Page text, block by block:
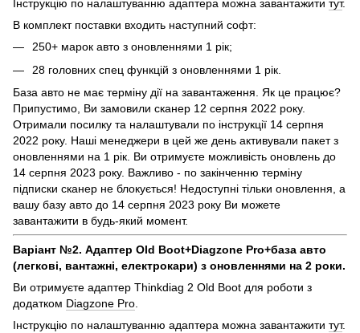
Інструкцію по налаштуванню адаптера можна завантажити тут.
В комплект поставки входить наступний софт:
250+ марок авто з оновленнями 1 рік;
28 головних спец функцій з оновленнями 1 рік.
База авто не має терміну дії на завантаження. Як це працює?
Припустимо, Ви замовили сканер 12 серпня 2022 року.
Отримали посилку та налаштували по інструкції 14 серпня
2022 року. Наші менеджери в цей же день активували пакет з
оновленнями на 1 рік. Ви отримуєте можливість оновлень до
14 серпня 2023 року. Важливо - по закінченню терміну
підписки сканер не блокується! Недоступні тільки оновлення, а
вашу базу авто до 14 серпня 2023 року Ви можете
завантажити в будь-який момент.
Варіант №2. Адаптер Old Boot+Diagzone Pro+база авто
(легкові, вантажні, електрокари) з оновленнями на 2 роки.
Ви отримуєте адаптер Thinkdiag 2 Old Boot для роботи з
додатком Diagzone Pro
Інструкцію по налаштуванню адаптера можна завантажити тут.